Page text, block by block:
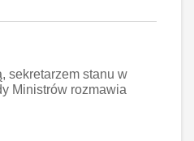
sekretarzem stanu w
Ministrów rozmawia